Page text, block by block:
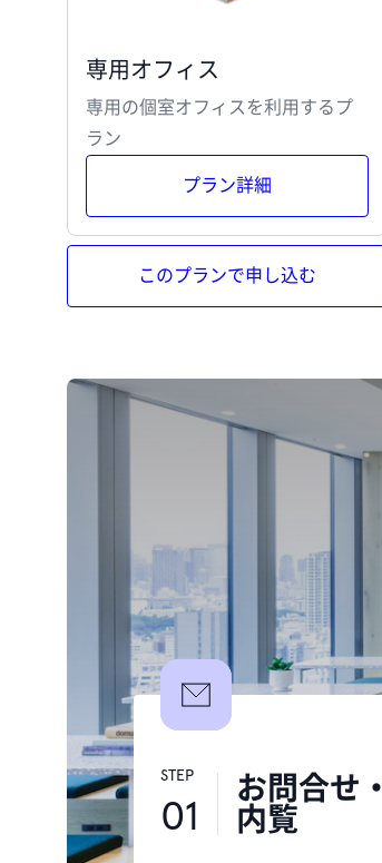
専用オフィス
専用の個室オフィスを利用するプ
ラン
プラン詳細
このプランで申し込む
STEP
01
お問合せ・
内覧